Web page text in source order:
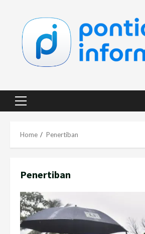
content
Primary
Home Penertiban
Penertiban